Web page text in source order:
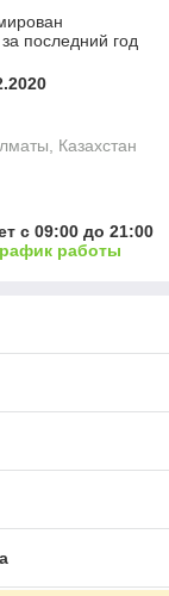
последний год
Казахстан
с 09:00 до 21:00
работы